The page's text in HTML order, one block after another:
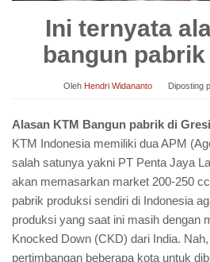
Ini ternyata
bangun
Oleh Hendri Widananto Diposting
Alasan KTM Bangun pabrik di
KTM Indonesia memiliki dua APM
salah satunya yakni PT Penta Jaya
akan memasarkan market 200-250
pabrik produksi sendiri di Indonesia
produksi yang saat ini masih dengan
Knocked Down (CKD) dari India.
pertimbangan beberapa kota untuk